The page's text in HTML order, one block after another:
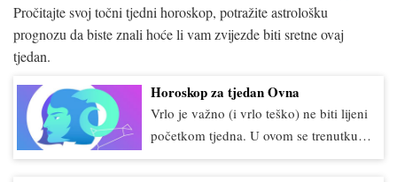
Pročitajte svoj točni tjedni horoskop, potražite astrološku
prognozu da biste znali hoće li vam zvijezde biti sretne ovaj
tjedan.
Horoskop za tjedan Ovna
Vrlo je važno (i vrlo teško) ne biti lijeni
početkom tjedna. U ovom se trenutku
može činiti da će se sve samo po sebi